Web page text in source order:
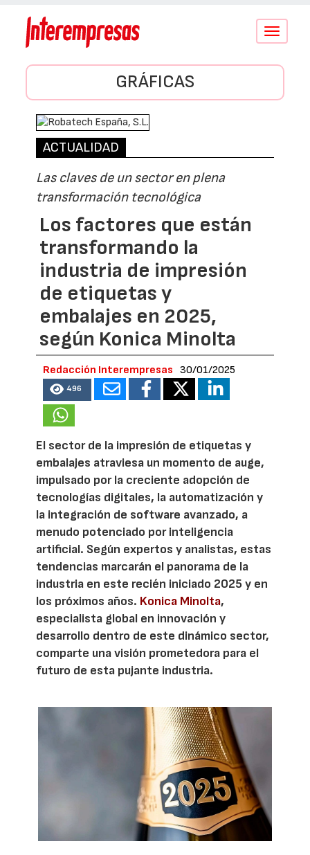
Conmutar
GRÁFICAS
ACTUALIDAD
Las claves de un sector en plena
transformación tecnológica
Los factores que están
transformando la
industria de impresión
de etiquetas y
embalajes en 2025,
según Konica Minolta
Redacción Interempresas 30/01/2025
496
El sector de la impresión de etiquetas y
embalajes atraviesa un momento de auge,
impulsado por la creciente adopción de
tecnologías digitales, la automatización y
la integración de software avanzado, a
menudo potenciado por inteligencia
artificial. Según expertos y analistas, estas
tendencias marcarán el panorama de la
industria en este recién iniciado 2025 y en
los próximos años. Konica Minolta,
especialista global en innovación y
desarrollo dentro de este dinámico sector,
comparte una visión prometedora para el
futuro de esta pujante industria.